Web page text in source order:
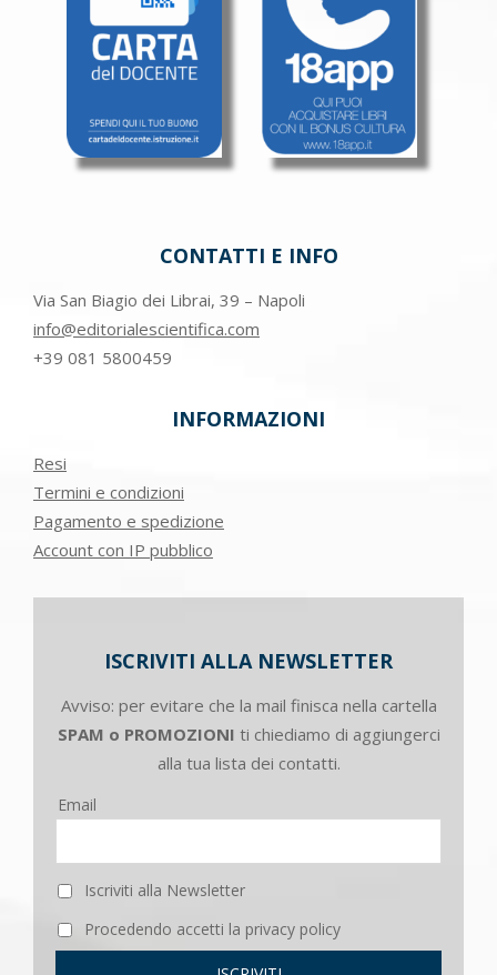
CONTATTI E INFO
Via San Biagio dei Librai, 39 – Napoli
info@editorialescientifica.com
+39 081 5800459
INFORMAZIONI
Resi
Termini e condizioni
Pagamento e spedizione
Account con IP pubblico
ISCRIVITI ALLA NEWSLETTER
Avviso: per evitare che la mail finisca nella cartella
SPAM o PROMOZIONI ti chiediamo di aggiungerci
alla tua lista dei contatti.
Email
Iscriviti alla Newsletter
Procedendo accetti la privacy policy